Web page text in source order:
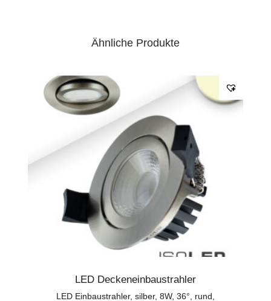
Ähnliche Produkte
LED Deckeneinbaustrahler
LED Einbaustrahler, silber, 8W, 36°, rund,